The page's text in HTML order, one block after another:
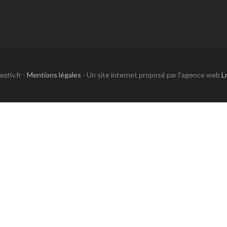
- Mentions légales - Un site internet proposé par l'agence web